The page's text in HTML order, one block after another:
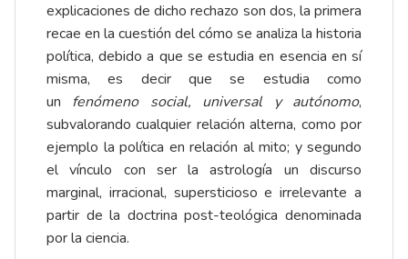
explicaciones de dicho rechazo son dos, la primera
recae en la cuestión del cómo se analiza la historia
política, debido a que se estudia en esencia en sí
misma, es decir que se estudia como
un fenómeno social, universal y autónomo,
subvalorando cualquier relación alterna, como por
ejemplo la política en relación al mito; y segundo
el vínculo con ser la astrología un discurso
marginal, irracional, supersticioso e irrelevante a
partir de la doctrina post-teológica denominada
por la ciencia.